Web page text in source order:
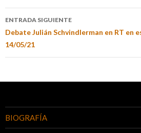
ENTRADA SIGUIENTE
Debate Julián Schvindlerman en RT en
14/05/21
BIOGRAFÍA